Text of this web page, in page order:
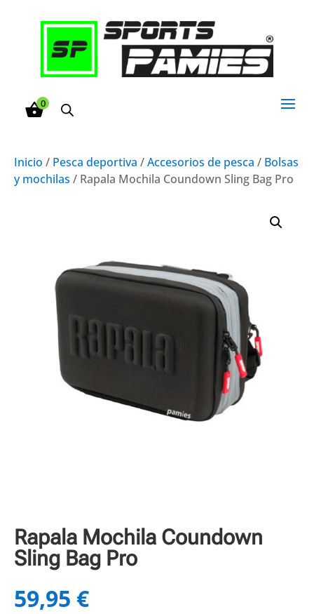
0
Inicio / Pesca deportiva /Accesorios de pesca / Bolsas
y mochilas / Rapala Mochila Coundown Sling Bag Pro
Rapala Mochila Coundown
Sling Bag Pro
59,95 €